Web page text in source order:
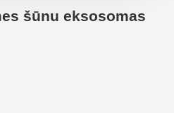
šūnu eksosomas